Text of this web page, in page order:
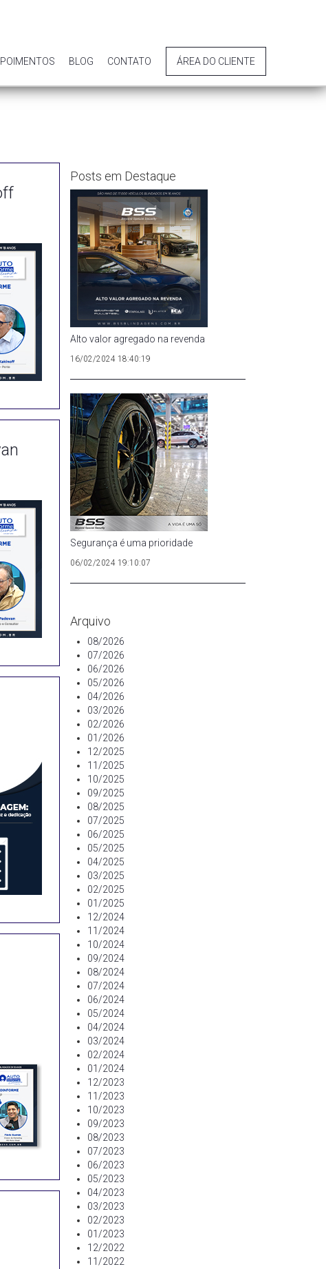
BLOG CONTATO ÁREA DO CLIENTE
Posts em Destaque
Alto valor agregado na revenda
16/02/2024 18:40:19
Segurança é uma prioridade
06/02/2024 19:10:07
Arquivo
08/2026
07/2026
06/2026
05/2026
04/2026
03/2026
02/2026
01/2026
12/2025
11/2025
10/2025
09/2025
08/2025
07/2025
06/2025
05/2025
04/2025
03/2025
02/2025
01/2025
12/2024
11/2024
10/2024
09/2024
08/2024
07/2024
06/2024
05/2024
04/2024
03/2024
02/2024
01/2024
12/2023
11/2023
10/2023
09/2023
08/2023
07/2023
06/2023
05/2023
04/2023
03/2023
02/2023
01/2023
12/2022
11/2022